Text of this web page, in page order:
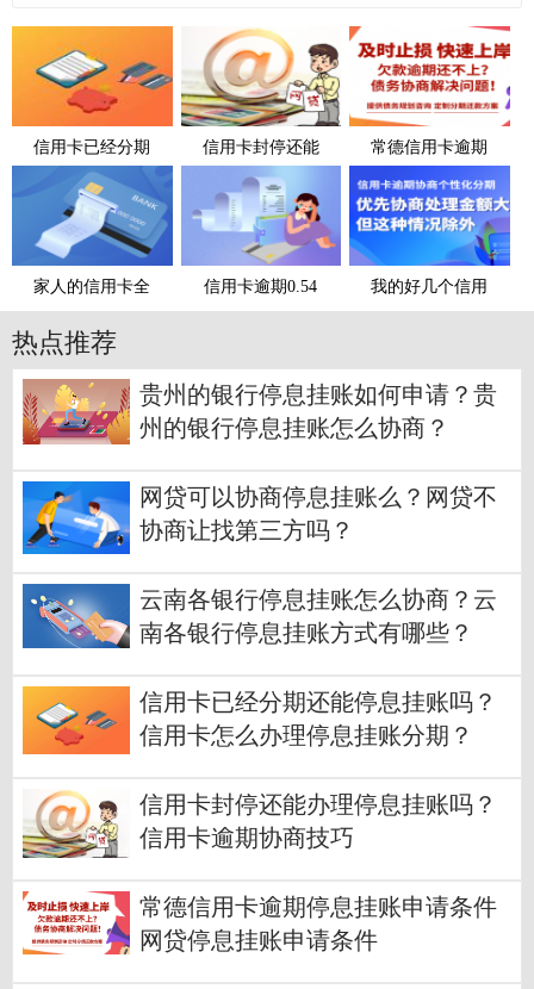
信用卡已经分期 信用卡封停还能 常德信用卡逾期
家人的信用卡全 信用卡逾期0.54 我的好几个信用
热点推荐
贵州的银行停息挂账如何申请？贵
州的银行停息挂账怎么协商？
网贷可以协商停息挂账么？网贷不
协商让找第三方吗？
云南各银行停息挂账怎么协商？云
南各银行停息挂账方式有哪些？
信用卡已经分期还能停息挂账吗？
信用卡怎么办理停息挂账分期？
信用卡封停还能办理停息挂账吗？
信用卡逾期协商技巧
常德信用卡逾期停息挂账申请条件
网贷停息挂账申请条件